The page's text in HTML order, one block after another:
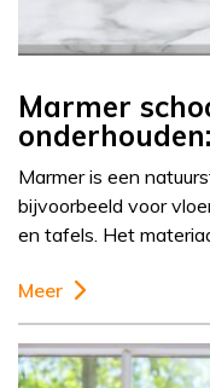
Marmer
Marmer is een
bijvoorbeeld voor
en tafels. Het
Meer